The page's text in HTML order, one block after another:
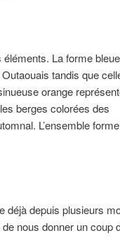
La forme bleue
tandis que
orange
berges colorées des
L’ensemble forme
déjà depuis plusieurs
nous donner un coup